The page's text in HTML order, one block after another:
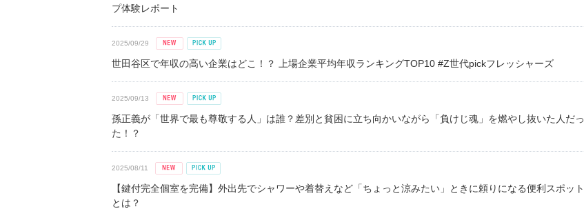
プ体験レポート
2025/09/29
世田谷区で年収の高い企業はどこ！？ 上場企業平均年収ランキングTOP10 #Z世代pickフレッシャーズ
2025/09/13
孫正義が「世界で最も尊敬する人」は誰？差別と貧困に立ち向かいながら「負けじ魂」を燃やし抜いた人だっ
た！？
2025/08/11
【鍵付完全個室を完備】外出先でシャワーや着替えなど「ちょっと涼みたい」ときに頼りになる便利スポット
とは？